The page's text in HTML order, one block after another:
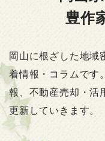
豊作
岡山に根ざした地域
着情報・コラムです
報、不動産売却・活
更新していきます。